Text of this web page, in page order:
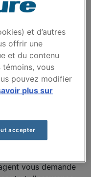
et soudain vous
votre assurance
plus et vous obtenez
d'assurance
vous demande
et d’autres
offrir une
et du contenu
témoins, vous
pouvez modifier
plus sur
accepter